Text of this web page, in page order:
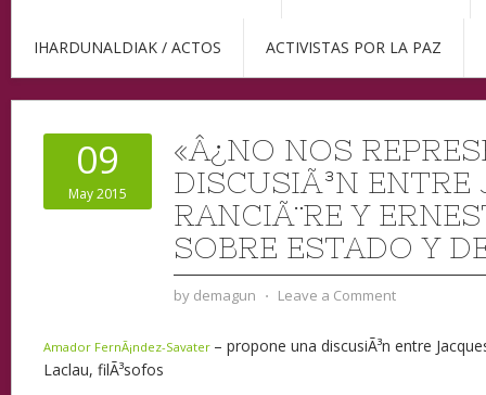
IHARDUNALDIAK / ACTOS ACTIVISTAS POR LA PAZ
09
May 2015
«Â¿NO NOS
DISCUSIÃ³N ENTRE
RANCIÃ¨RE Y
SOBRE ESTADO Y
by demagun ⋅ Leave a Comment
Amador FernÃ¡ndez-Savater – propone una discusiÃ³n entre
Laclau, filÃ³sofos